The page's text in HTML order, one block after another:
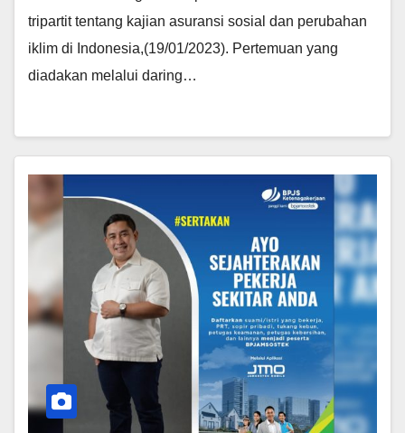
tripartit tentang kajian asuransi sosial dan perubahan
iklim di Indonesia,(19/01/2023). Pertemuan yang
diadakan melalui daring…